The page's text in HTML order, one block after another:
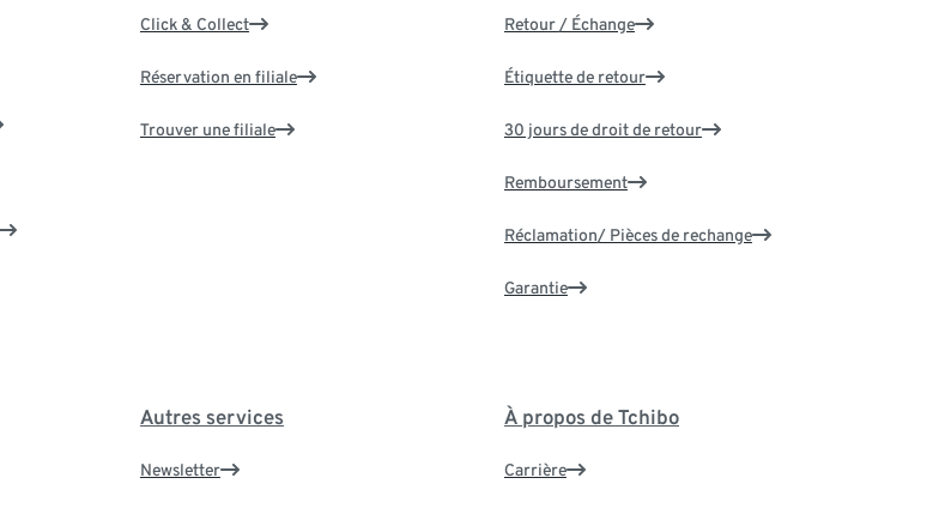
Click & Collect
Réservation en filiale
Trouver une filiale
Retour / Échange
Étiquette de retour
30 jours de droit de retour
Remboursement
Réclamation/ Pièces de rechange
Garantie
Autres services
Newsletter
À propos de Tchibo
Carrière